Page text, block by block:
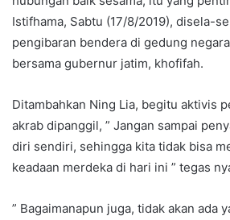
Istifhama, Sabtu (17/8/2019), disela-
pengibaran bendera di gedung
bersama gubernur jatim, khofifah.
Ditambahkan Ning Lia, begitu aktivis
akrab dipanggil, ” Jangan sampai
diri sendiri, sehingga kita tidak bisa
keadaan merdeka di hari ini ” tegas
” Bagaimanapun juga, tidak akan ada